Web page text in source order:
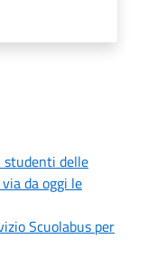
studenti delle
da oggi le
Scuolabus per